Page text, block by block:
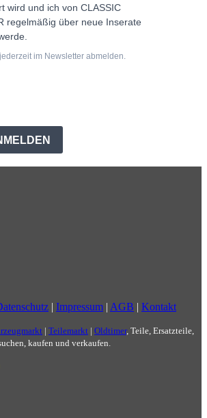
| Impressum | AGB | Kontakt
| Teilemarkt | Oldtimer, Teile, Ersatzteile,
kaufen und verkaufen.